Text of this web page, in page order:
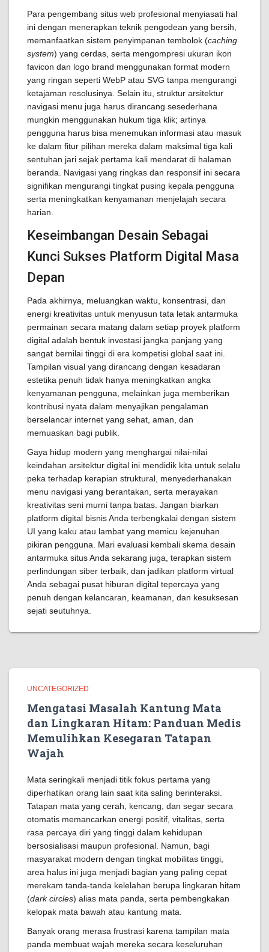
Para pengembang situs web profesional menyiasati hal
ini dengan menerapkan teknik pengodean yang bersih,
memanfaatkan sistem penyimpanan tembolok (caching
system) yang cerdas, serta mengompresi ukuran ikon
favicon dan logo brand menggunakan format modern
yang ringan seperti WebP atau SVG tanpa mengurangi
ketajaman resolusinya. Selain itu, struktur arsitektur
navigasi menu juga harus dirancang sesederhana
mungkin menggunakan hukum tiga klik; artinya
pengguna harus bisa menemukan informasi atau masuk
ke dalam fitur pilihan mereka dalam maksimal tiga kali
sentuhan jari sejak pertama kali mendarat di halaman
beranda. Navigasi yang ringkas dan responsif ini secara
signifikan mengurangi tingkat pusing kepala pengguna
serta meningkatkan kenyamanan menjelajah secara
harian.
Keseimbangan Desain Sebagai
Kunci Sukses Platform Digital Masa
Depan
Pada akhirnya, meluangkan waktu, konsentrasi, dan
energi kreativitas untuk menyusun tata letak antarmuka
permainan secara matang dalam setiap proyek platform
digital adalah bentuk investasi jangka panjang yang
sangat bernilai tinggi di era kompetisi global saat ini.
Tampilan visual yang dirancang dengan kesadaran
estetika penuh tidak hanya meningkatkan angka
kenyamanan pengguna, melainkan juga memberikan
kontribusi nyata dalam menyajikan pengalaman
berselancar internet yang sehat, aman, dan
memuaskan bagi publik.
Gaya hidup modern yang menghargai nilai-nilai
keindahan arsitektur digital ini mendidik kita untuk selalu
peka terhadap kerapian struktural, menyederhanakan
menu navigasi yang berantakan, serta merayakan
kreativitas seni murni tanpa batas. Jangan biarkan
platform digital bisnis Anda terbengkalai dengan sistem
UI yang kaku atau lambat yang memicu kejenuhan
pikiran pengguna. Mari evaluasi kembali skema desain
antarmuka situs Anda sekarang juga, terapkan sistem
perlindungan siber terbaik, dan jadikan platform virtual
Anda sebagai pusat hiburan digital tepercaya yang
penuh dengan kelancaran, keamanan, dan kesuksesan
sejati seutuhnya.
UNCATEGORIZED
Mengatasi Masalah Kantung Mata
dan Lingkaran Hitam: Panduan Medis
Memulihkan Kesegaran Tatapan
Wajah
Mata seringkali menjadi titik fokus pertama yang
diperhatikan orang lain saat kita saling berinteraksi.
Tatapan mata yang cerah, kencang, dan segar secara
otomatis memancarkan energi positif, vitalitas, serta
rasa percaya diri yang tinggi dalam kehidupan
bersosialisasi maupun profesional. Namun, bagi
masyarakat modern dengan tingkat mobilitas tinggi,
area halus ini juga menjadi bagian yang paling cepat
merekam tanda-tanda kelelahan berupa lingkaran hitam
(dark circles) alias mata panda, serta pembengkakan
kelopak mata bawah atau kantung mata.
Banyak orang merasa frustrasi karena tampilan mata
panda membuat wajah mereka secara keseluruhan